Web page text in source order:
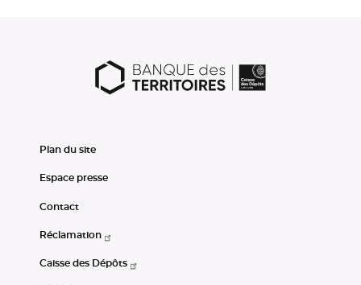
Plan du site
Espace presse
Contact
Réclamation
Caisse des Dépôts